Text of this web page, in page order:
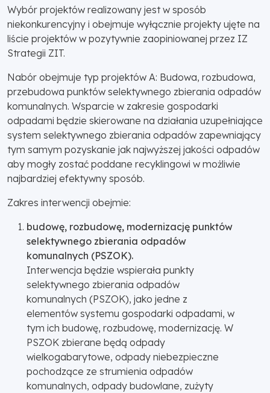
Wybór projektów realizowany jest w sposób
niekonkurencyjny i obejmuje wyłącznie projekty ujęte na
liście projektów w pozytywnie zaopiniowanej przez IZ
Strategii ZIT.
Nabór obejmuje typ projektów A: Budowa, rozbudowa,
przebudowa punktów selektywnego zbierania odpadów
komunalnych. Wsparcie w zakresie gospodarki
odpadami będzie skierowane na działania uzupełniające
system selektywnego zbierania odpadów zapewniający
tym samym pozyskanie jak najwyższej jakości odpadów
aby mogły zostać poddane recyklingowi w możliwie
najbardziej efektywny sposób.
Zakres interwencji obejmie:
budowę, rozbudowę, modernizację punktów
selektywnego zbierania odpadów
komunalnych (PSZOK).
Interwencja będzie wspierała punkty
selektywnego zbierania odpadów
komunalnych (PSZOK), jako jedne z
elementów systemu gospodarki odpadami, w
tym ich budowę, rozbudowę, modernizację. W
PSZOK zbierane będą odpady
wielkogabarytowe, odpady niebezpieczne
pochodzące ze strumienia odpadów
komunalnych, odpady budowlane, zużyty